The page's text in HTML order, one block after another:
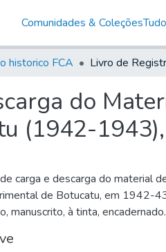
Comunidades & Coleções
historico FCA
do
(1942-
carga e descarga do material
de Botucatu, em 1942-
manuscrito, à tinta,